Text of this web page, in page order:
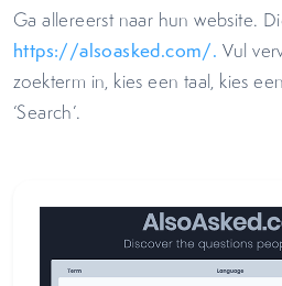
Ga allereerst naar hun website.
https://alsoasked.com/. Vul
zoekterm in, kies een taal, kies
‘Search’.